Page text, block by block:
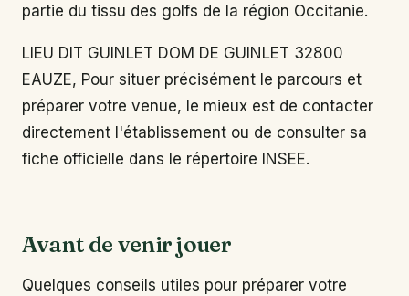
partie du tissu des golfs de la région Occitanie.
LIEU DIT GUINLET DOM DE GUINLET 32800
EAUZE, Pour situer précisément le parcours et
préparer votre venue, le mieux est de contacter
directement l'établissement ou de consulter sa
fiche officielle dans le répertoire INSEE.
Avant de venir jouer
Quelques conseils utiles pour préparer votre